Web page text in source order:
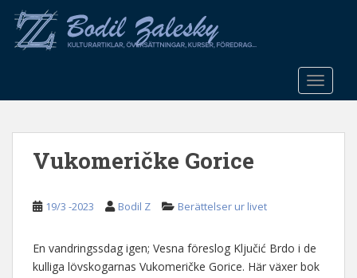
o
Vukomeričke Gorice
19/3 -2023 Bodil Z Berättelser ur livet
En vandringssdag igen; Vesna föreslog Ključić Brdo i de
kulliga lövskogarnas Vukomeričke Gorice. Här växer bok